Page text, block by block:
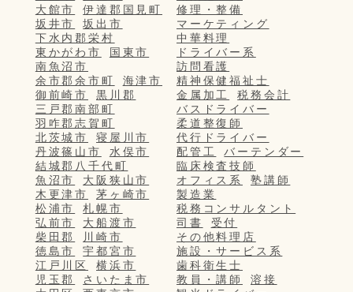
大館市
伊達郡国見町
坂井市
坂出市
下水内郡栄村
東かがわ市
国東市
南魚沼市
余市郡余市町
海津市
御前崎市
黒川郡
三戸郡南部町
羽咋郡志賀町
北茨城市
寝屋川市
丹波篠山市
水俣市
結城郡八千代町
魚沼市
大阪狭山市
木更津市
茅ヶ崎市
松浦市
札幌市
弘前市
大船渡市
柴田郡
川崎市
徳島市
宇都宮市
江戸川区
横浜市
児玉郡
さいたま市
修理・整備
マーケティング
中華料理
ドライバー系
訪問看護
精神保健福祉士
金属加工
税務会計
バスドライバー
柔道整復師
代行ドライバー
配管工
バーテンダー
臨床検査技師
オフィス系
塾講師
製造業
税務コンサルタント
司書
受付
その他料理店
施設・サービス系
歯科衛生士
教員・講師
溶接